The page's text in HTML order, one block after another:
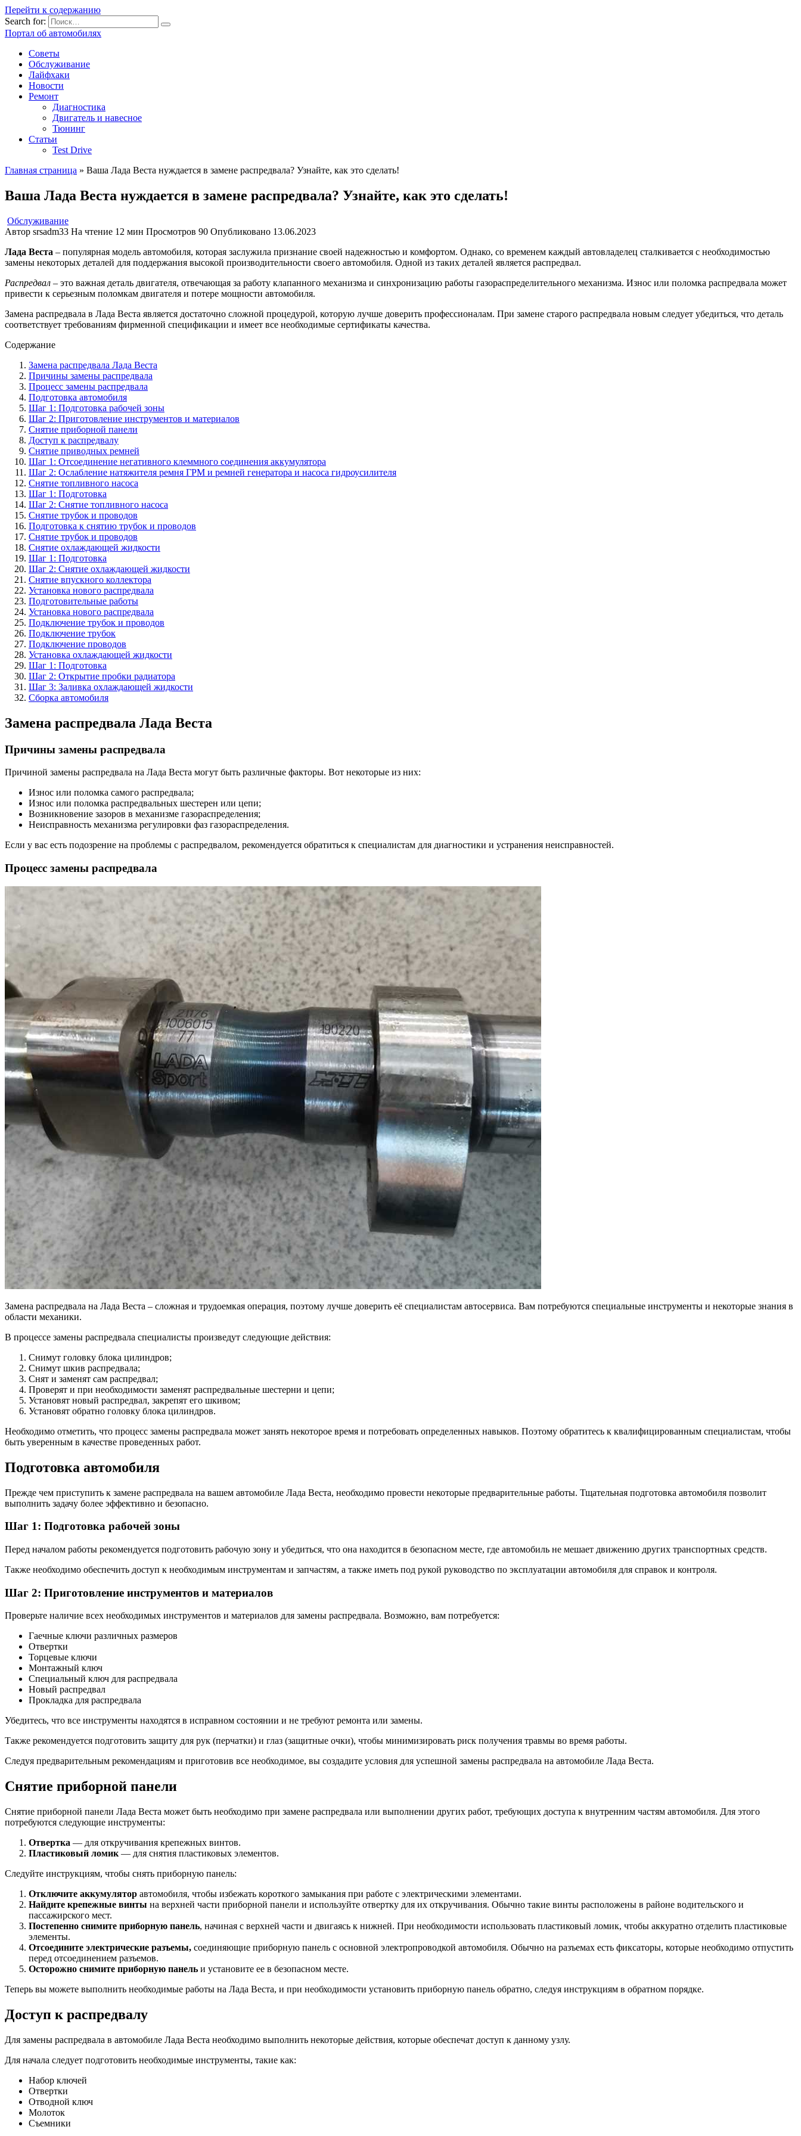
Перейти к содержанию
Search for:
Портал об автомобилях
Советы
Обслуживание
Лайфхаки
Новости
Ремонт
Диагностика
Двигатель и навесное
Тюнинг
Статьи
Test Drive
Главная страница » Ваша Лада Веста нуждается в замене распредвала? Узнайте, как это сделать!
Ваша Лада Веста нуждается в замене распредвала? Узнайте, как это сделать!
Обслуживание
Автор srsadm33 На чтение 12 мин Просмотров 90 Опубликовано 13.06.2023
Лада Веста – популярная модель автомобиля, которая заслужила признание своей надежностью и комфортом. Однако, со временем каждый автовладелец сталкивается с необходимостью
замены некоторых деталей для поддержания высокой производительности своего автомобиля. Одной из таких деталей является распредвал.
Распредвал – это важная деталь двигателя, отвечающая за работу клапанного механизма и синхронизацию работы газораспределительного механизма. Износ или поломка распредвала может
привести к серьезным поломкам двигателя и потере мощности автомобиля.
Замена распредвала в Лада Веста является достаточно сложной процедурой, которую лучше доверить профессионалам. При замене старого распредвала новым следует убедиться, что деталь
соответствует требованиям фирменной спецификации и имеет все необходимые сертификаты качества.
Содержание
Замена распредвала Лада Веста
Причины замены распредвала
Процесс замены распредвала
Подготовка автомобиля
Шаг 1: Подготовка рабочей зоны
Шаг 2: Приготовление инструментов и материалов
Снятие приборной панели
Доступ к распредвалу
Снятие приводных ремней
Шаг 1: Отсоединение негативного клеммного соединения аккумулятора
Шаг 2: Ослабление натяжителя ремня ГРМ и ремней генератора и насоса гидроусилителя
Снятие топливного насоса
Шаг 1: Подготовка
Шаг 2: Снятие топливного насоса
Снятие трубок и проводов
Подготовка к снятию трубок и проводов
Снятие трубок и проводов
Снятие охлаждающей жидкости
Шаг 1: Подготовка
Шаг 2: Снятие охлаждающей жидкости
Снятие впускного коллектора
Установка нового распредвала
Подготовительные работы
Установка нового распредвала
Подключение трубок и проводов
Подключение трубок
Подключение проводов
Установка охлаждающей жидкости
Шаг 1: Подготовка
Шаг 2: Открытие пробки радиатора
Шаг 3: Заливка охлаждающей жидкости
Сборка автомобиля
Замена распредвала Лада Веста
Причины замены распредвала
Причиной замены распредвала на Лада Веста могут быть различные факторы. Вот некоторые из них:
Износ или поломка самого распредвала;
Износ или поломка распредвальных шестерен или цепи;
Возникновение зазоров в механизме газораспределения;
Неисправность механизма регулировки фаз газораспределения.
Если у вас есть подозрение на проблемы с распредвалом, рекомендуется обратиться к специалистам для диагностики и устранения неисправностей.
Процесс замены распредвала
Замена распредвала на Лада Веста – сложная и трудоемкая операция, поэтому лучше доверить её специалистам автосервиса. Вам потребуются специальные инструменты и некоторые знания в
области механики.
В процессе замены распредвала специалисты произведут следующие действия:
Снимут головку блока цилиндров;
Снимут шкив распредвала;
Снят и заменят сам распредвал;
Проверят и при необходимости заменят распредвальные шестерни и цепи;
Установят новый распредвал, закрепят его шкивом;
Установят обратно головку блока цилиндров.
Необходимо отметить, что процесс замены распредвала может занять некоторое время и потребовать определенных навыков. Поэтому обратитесь к квалифицированным специалистам, чтобы
быть уверенным в качестве проведенных работ.
Подготовка автомобиля
Прежде чем приступить к замене распредвала на вашем автомобиле Лада Веста, необходимо провести некоторые предварительные работы. Тщательная подготовка автомобиля позволит
выполнить задачу более эффективно и безопасно.
Шаг 1: Подготовка рабочей зоны
Перед началом работы рекомендуется подготовить рабочую зону и убедиться, что она находится в безопасном месте, где автомобиль не мешает движению других транспортных средств.
Также необходимо обеспечить доступ к необходимым инструментам и запчастям, а также иметь под рукой руководство по эксплуатации автомобиля для справок и контроля.
Шаг 2: Приготовление инструментов и материалов
Проверьте наличие всех необходимых инструментов и материалов для замены распредвала. Возможно, вам потребуется:
Гаечные ключи различных размеров
Отвертки
Торцевые ключи
Монтажный ключ
Специальный ключ для распредвала
Новый распредвал
Прокладка для распредвала
Убедитесь, что все инструменты находятся в исправном состоянии и не требуют ремонта или замены.
Также рекомендуется подготовить защиту для рук (перчатки) и глаз (защитные очки), чтобы минимизировать риск получения травмы во время работы.
Следуя предварительным рекомендациям и приготовив все необходимое, вы создадите условия для успешной замены распредвала на автомобиле Лада Веста.
Снятие приборной панели
Снятие приборной панели Лада Веста может быть необходимо при замене распредвала или выполнении других работ, требующих доступа к внутренним частям автомобиля. Для этого
потребуются следующие инструменты:
Отвертка — для откручивания крепежных винтов.
Пластиковый ломик — для снятия пластиковых элементов.
Следуйте инструкциям, чтобы снять приборную панель:
Отключите аккумулятор автомобиля, чтобы избежать короткого замыкания при работе с электрическими элементами.
Найдите крепежные винты на верхней части приборной панели и используйте отвертку для их откручивания. Обычно такие винты расположены в районе водительского и
пассажирского мест.
Постепенно снимите приборную панель, начиная с верхней части и двигаясь к нижней. При необходимости использовать пластиковый ломик, чтобы аккуратно отделить пластиковые
элементы.
Отсоедините электрические разъемы, соединяющие приборную панель с основной электропроводкой автомобиля. Обычно на разъемах есть фиксаторы, которые необходимо отпустить
перед отсоединением разъемов.
Осторожно снимите приборную панель и установите ее в безопасном месте.
Теперь вы можете выполнить необходимые работы на Лада Веста, и при необходимости установить приборную панель обратно, следуя инструкциям в обратном порядке.
Доступ к распредвалу
Для замены распредвала в автомобиле Лада Веста необходимо выполнить некоторые действия, которые обеспечат доступ к данному узлу.
Для начала следует подготовить необходимые инструменты, такие как:
Набор ключей
Отвертки
Отводной ключ
Молоток
Съемники